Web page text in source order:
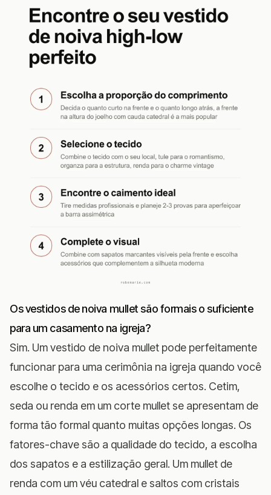
Os vestidos de noiva mullet são formais o suficiente
para um casamento na igreja?
Sim. Um vestido de noiva mullet pode perfeitamente
funcionar para uma cerimônia na igreja quando você
escolhe o tecido e os acessórios certos. Cetim,
seda ou renda em um corte mullet se apresentam de
forma tão formal quanto muitas opções longas. Os
fatores-chave são a qualidade do tecido, a escolha
dos sapatos e a estilização geral. Um mullet de
renda com um véu catedral e saltos com cristais